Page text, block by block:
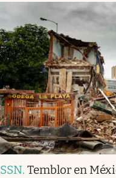
SSN. Temblor en